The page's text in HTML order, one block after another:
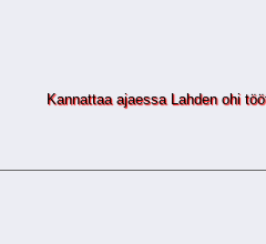
ajaessa Lahden ohi töötätä! -